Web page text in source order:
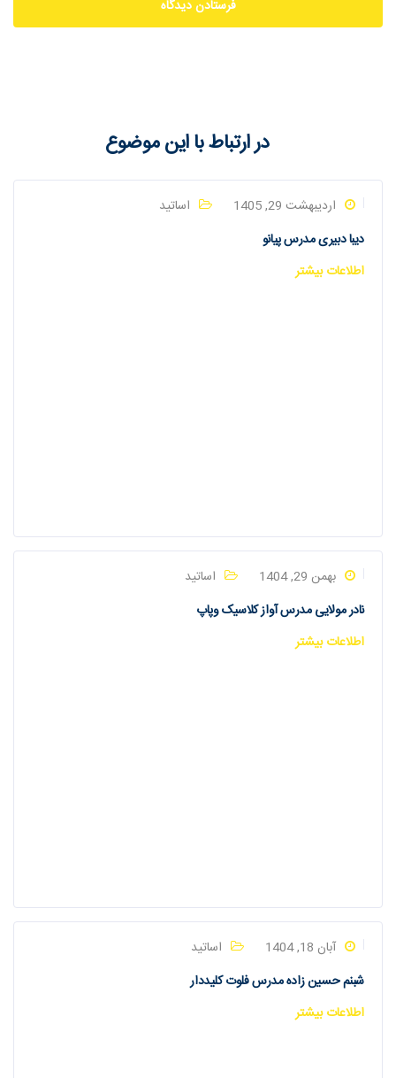
در ارتباط با این موضوع
اردیبهشت 29, 1405
اساتید
دیبا دبیری مدرس پیانو
اطلاعات بیشتر
بهمن 29, 1404
اساتید
نادر مولایی مدرس آواز کلاسیک وپاپ
اطلاعات بیشتر
آبان 18, 1404
اساتید
شبنم حسین زاده مدرس فلوت کلیددار
اطلاعات بیشتر